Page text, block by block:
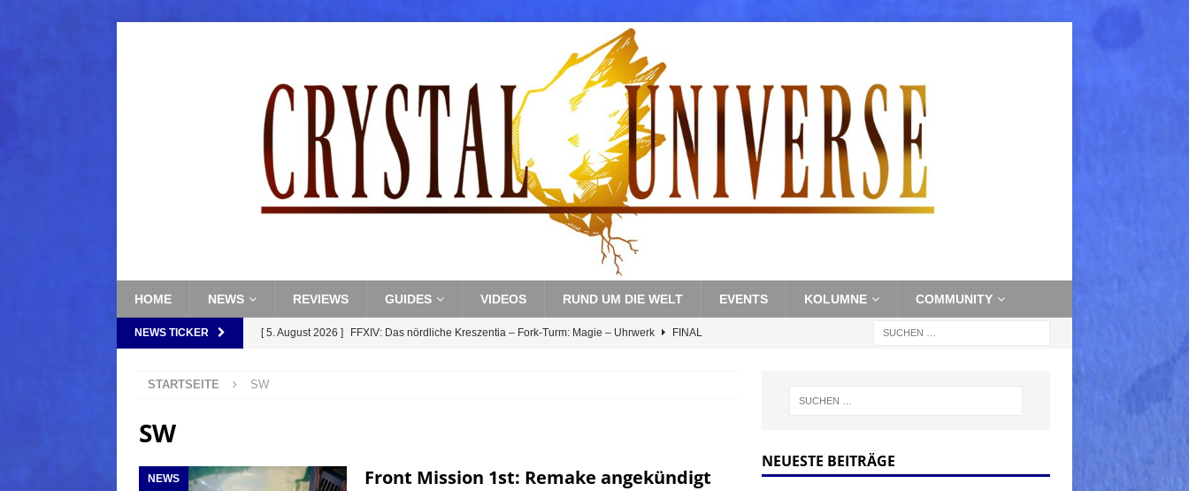
HOME NEWS REVIEWS GUIDES VIDEOS RUND UM DIE WELT EVENTS KOLUMNE COMMUNITY
NEWS TICKER [ 5. August 2026 ] FFXIV: Das nördliche Kreszentia – Fork-Turm: Magie – Uhrwerk FINAL
FANTASY
STARTSEITE SW
SW
NEWS Front Mission 1st: Remake angekündigt
NEUESTE BEITRÄGE